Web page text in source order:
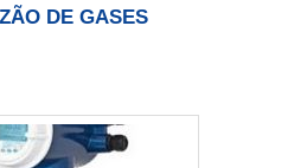
DE GASES